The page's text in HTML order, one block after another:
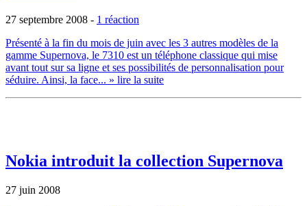
27 septembre 2008 - 1 réaction
Présenté à la fin du mois de juin avec les 3 autres modèles de la
gamme Supernova, le 7310 est un téléphone classique qui mise
avant tout sur sa ligne et ses possibilités de personnalisation pour
séduire. Ainsi, la face... » lire la suite
Nokia introduit la collection Supernova
27 juin 2008